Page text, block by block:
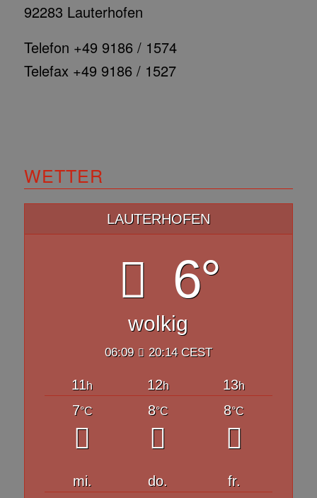
92283 Lauterhofen
Telefon +49 9186 / 1574
Telefax +49 9186 / 1527
WETTER
LAUTERHOFEN
6°
wolkig
06:09 20:14 CEST
11h 12h 13h
7°C 8°C 8°C
mi. do.
fr.